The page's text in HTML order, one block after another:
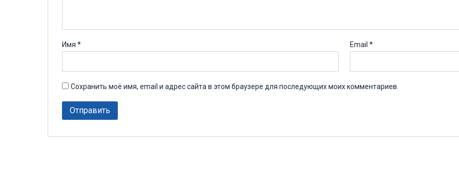
Имя * Email*
Сохранить моё имя, email и адрес сайта в этом браузере для последующих моих комментариев.